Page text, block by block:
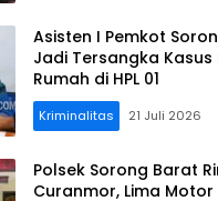
Asisten I Pemkot
Jadi Tersangka
Rumah di HPL 01
Kriminalitas 21 Juli 2026
Polsek Sorong Barat
Curanmor, Lima